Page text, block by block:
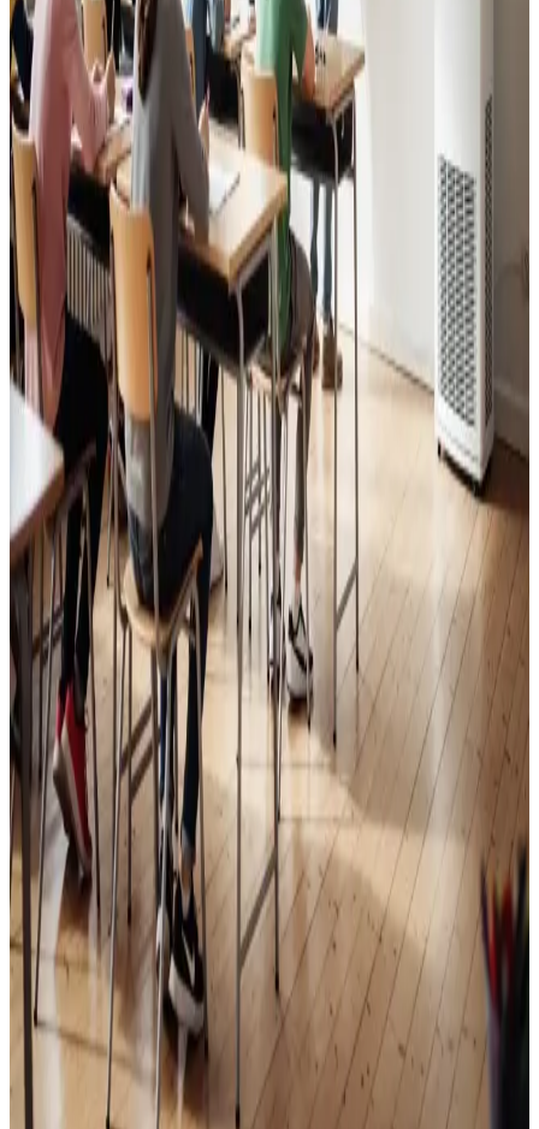
Skoleventilation
Frisk luft og bedre koncentration i skoler og institutioner
i Løgstør.
Læs mere